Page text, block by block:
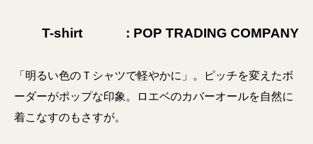
T-shirt : POP TRADING COMPANY
「明るい色のＴシャツで軽やかに」。ピッチを変えたボ
ーダーがポップな印象。ロエベのカバーオールを自然に
着こなすのもさすが。